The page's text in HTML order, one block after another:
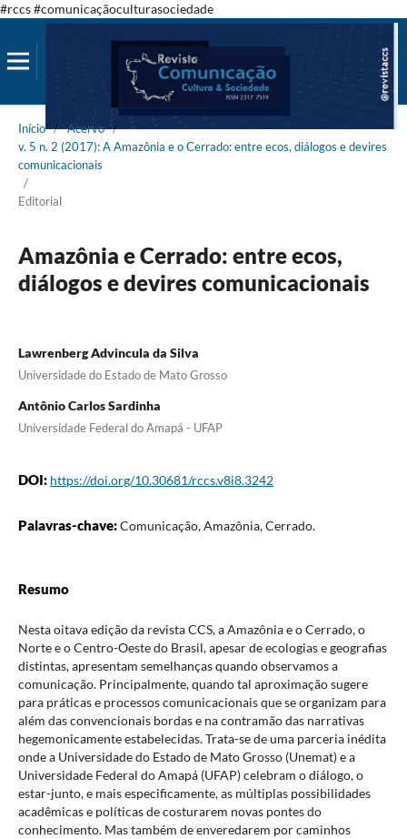
#rccs #comunicaçãoculturasociedade
Início / Acervo /
v. 5 n. 2 (2017): A Amazônia e o Cerrado: entre ecos, diálogos e devires
comunicacionais
/
Editorial
Amazônia e Cerrado: entre ecos,
diálogos e devires comunicacionais
Lawrenberg Advincula da Silva
Universidade do Estado de Mato Grosso
Antônio Carlos Sardinha
Universidade Federal do Amapá - UFAP
DOI: https://doi.org/10.30681/rccs.v8i8.3242
Palavras-chave:Comunicação, Amazônia, Cerrado.
Resumo
Nesta oitava edição da revista CCS, a Amazônia e o Cerrado, o
Norte e o Centro-Oeste do Brasil, apesar de ecologias e geografias
distintas, apresentam semelhanças quando observamos a
comunicação. Principalmente, quando tal aproximação sugere
para práticas e processos comunicacionais que se organizam para
além das convencionais bordas e na contramão das narrativas
hegemonicamente estabelecidas. Trata-se de uma parceria inédita
onde a Universidade do Estado de Mato Grosso (Unemat) e a
Universidade Federal do Amapá (UFAP) celebram o diálogo, o
estar-junto, e mais especificamente, as múltiplas possibilidades
acadêmicas e políticas de costurarem novas pontes do
conhecimento. Mas também de enveredarem por caminhos